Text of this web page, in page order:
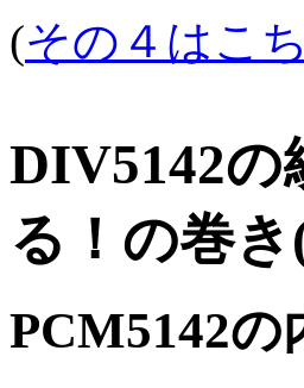
(その４はこ
DIV5142の
る！の巻
PCM5142